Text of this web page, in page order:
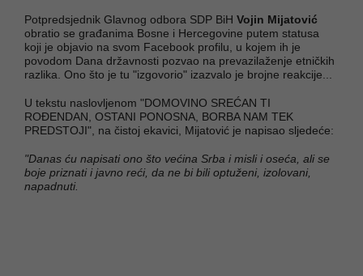
Potpredsjednik Glavnog odbora SDP BiH Vojin Mijatović
obratio se građanima Bosne i Hercegovine putem statusa
koji je objavio na svom Facebook profilu, u kojem ih je
povodom Dana državnosti pozvao na prevazilaženje etničkih
razlika. Ono što je tu "izgovorio" izazvalo je brojne reakcije...
U tekstu naslovljenom "DOMOVINO SREĆAN TI
ROĐENDAN, OSTANI PONOSNA, BORBA NAM TEK
PREDSTOJI", na čistoj ekavici, Mijatović je napisao sljedeće:
"Danas ću napisati ono što većina Srba i misli i oseća, ali se
boje priznati i javno reći, da ne bi bili optuženi, izolovani,
napadnuti.